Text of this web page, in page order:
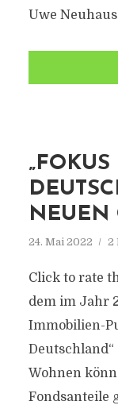
Uwe
NEUEN
24. Mai 2022 2
Click to rate
dem im Jahr
Immobilien-
Wohnen
Fondsanteile